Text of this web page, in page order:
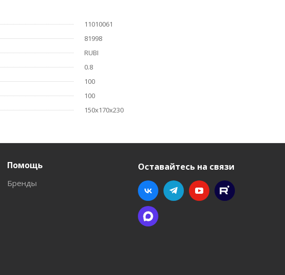
11010061
81998
RUBI
0.8
100
100
150x170x230
Помощь
Бренды
Оставайтесь на связи